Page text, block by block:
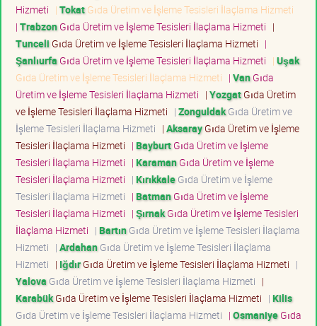
Hizmeti | TokatGıda Üretim ve İşleme Tesisleri İlaçlama Hizmeti
| TrabzonGıda Üretim ve İşleme Tesisleri İlaçlama Hizmeti |
Tunceli Gıda Üretim ve İşleme Tesisleri İlaçlama Hizmeti |
Şanlıurfa Gıda Üretim ve İşleme Tesisleri İlaçlama Hizmeti | Uşak
Gıda Üretim ve İşleme Tesisleri İlaçlama Hizmeti | VanGıda
Üretim ve İşleme Tesisleri İlaçlama Hizmeti | YozgatGıda Üretim
ve İşleme Tesisleri İlaçlama Hizmeti | ZonguldakGıda Üretim ve
İşleme Tesisleri İlaçlama Hizmeti | AksarayGıda Üretim ve İşleme
Tesisleri İlaçlama Hizmeti | BayburtGıda Üretim ve İşleme
Tesisleri İlaçlama Hizmeti | KaramanGıda Üretim ve İşleme
Tesisleri İlaçlama Hizmeti | KırıkkaleGıda Üretim ve İşleme
Tesisleri İlaçlama Hizmeti | BatmanGıda Üretim ve İşleme
Tesisleri İlaçlama Hizmeti | ŞırnakGıda Üretim ve İşleme Tesisleri
İlaçlama Hizmeti | BartınGıda Üretim ve İşleme Tesisleri İlaçlama
Hizmeti | ArdahanGıda Üretim ve İşleme Tesisleri İlaçlama
Hizmeti | IğdırGıda Üretim ve İşleme Tesisleri İlaçlama Hizmeti |
Yalova Gıda Üretim ve İşleme Tesisleri İlaçlama Hizmeti |
KarabükGıda Üretim ve İşleme Tesisleri İlaçlama Hizmeti | Kilis
Gıda Üretim ve İşleme Tesisleri İlaçlama Hizmeti | OsmaniyeGıda